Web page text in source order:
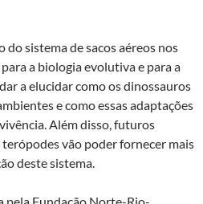
do sistema de sacos aéreos nos
a biologia evolutiva e para a
a elucidar como os dinossauros
e como essas adaptações
Além disso, futuros
vão poder fornecer mais
deste sistema.